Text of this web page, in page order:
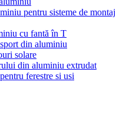
pentru sisteme de montaj
cu fantă în T
din aluminiu
solare
din aluminiu extrudat
ferestre si usi